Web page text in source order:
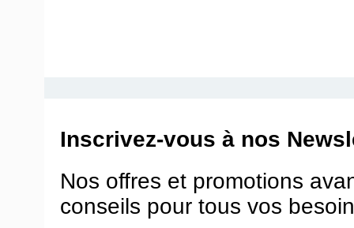
Inscrivez-vous à nos
Nos offres et promotions
conseils pour tous vos